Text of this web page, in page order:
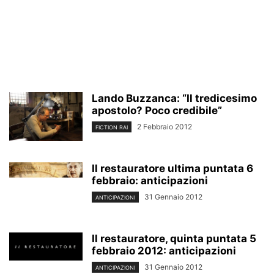
Lando Buzzanca: “Il tredicesimo
apostolo? Poco credibile”
FICTION RAI 2 Febbraio 2012
Il restauratore ultima puntata 6
febbraio: anticipazioni
ANTICIPAZIONI 31 Gennaio 2012
Il restauratore, quinta puntata 5
febbraio 2012: anticipazioni
ANTICIPAZIONI 31 Gennaio 2012